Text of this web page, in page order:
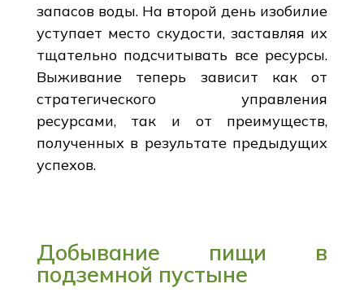
запасов воды. На второй день изобилие
уступает место скудости, заставляя их
тщательно подсчитывать все ресурсы.
Выживание теперь зависит как от
стратегического управления
ресурсами, так и от преимуществ,
полученных в результате предыдущих
успехов.
Добывание пищи в
подземной пустыне